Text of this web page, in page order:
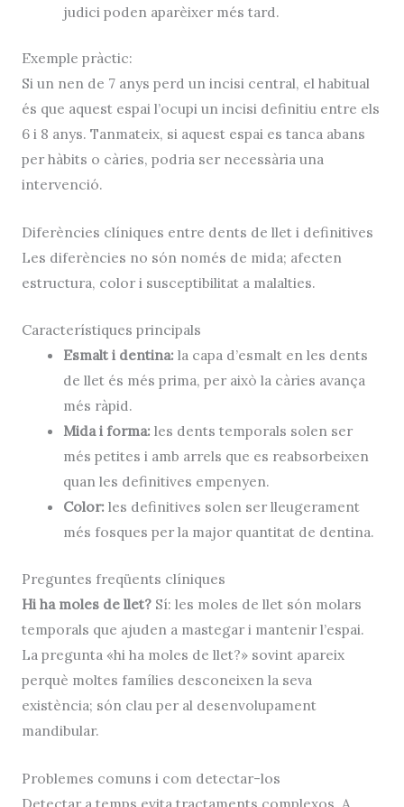
judici poden aparèixer més tard.
Exemple pràctic:
Si un nen de 7 anys perd un incisi central, el habitual
és que aquest espai l’ocupi un incisi definitiu entre els
6 i 8 anys. Tanmateix, si aquest espai es tanca abans
per hàbits o càries, podria ser necessària una
intervenció.
Diferències clíniques entre dents de llet i definitives
Les diferències no són només de mida; afecten
estructura, color i susceptibilitat a malalties.
Característiques principals
Esmalt i dentina: la capa d’esmalt en les dents
de llet és més prima, per això la càries avança
més ràpid.
Mida i forma: les dents temporals solen ser
més petites i amb arrels que es reabsorbeixen
quan les definitives empenyen.
Color: les definitives solen ser lleugerament
més fosques per la major quantitat de dentina.
Preguntes freqüents clíniques
Hi ha moles de llet?Sí: les moles de lletsón molars
temporals que ajuden a mastegar i mantenir l’espai.
La pregunta «hi ha moles de llet?» sovint apareix
perquè moltes famílies desconeixen la seva
existència; són clau per al desenvolupament
mandibular.
Problemes comuns i com detectar-los
Detectar a temps evita tractaments complexos. A